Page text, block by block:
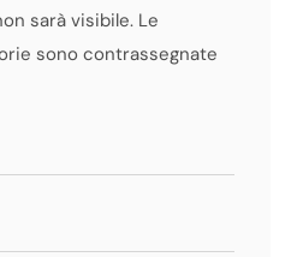
sarà visibile. Le
sono contrassegnate